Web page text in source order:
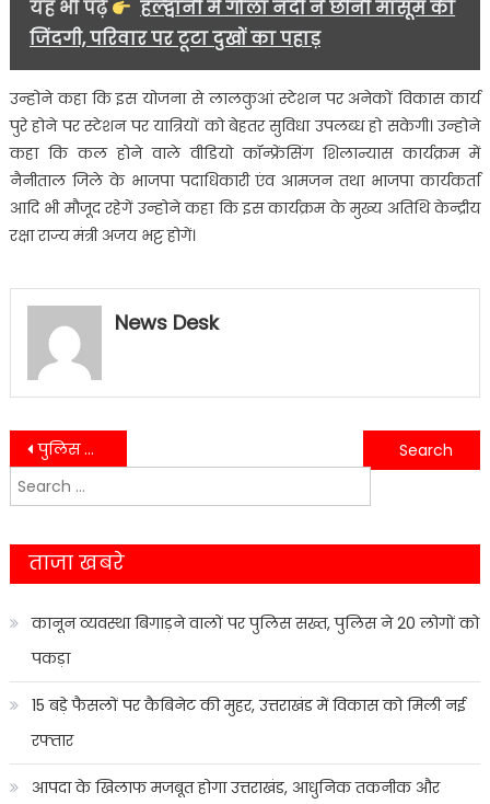
यह भी पढ़ें
हल्द्वानी में गोला नदी ने छीनी मासूम की
जिंदगी, परिवार पर टूटा दुखों का पहाड़
उन्होने कहा कि इस योजना से लालकुआं स्टेशन पर अनेकों विकास कार्य
पुरे होने पर स्टेशन पर यात्रियों को बेहतर सुविधा उपलब्ध हो सकेगी। उन्होने
कहा कि कल होने वाले वीडियो कॉन्फ्रेंसिंग शिलान्यास कार्यक्रम में
नैनीताल जिले के भाजपा पदाधिकारी एंव आमजन तथा भाजपा कार्यकर्ता
आदि भी मौजूद रहेगें उन्होने कहा कि इस कार्यक्रम के मुख्य अतिथि केन्द्रीय
रक्षा राज्य मंत्री अजय भट्ट होगें।
News Desk
Post
navigation
पुलिस को मिली सफलता,नशे के सौदागर को 15.13 ग्राम स्मैक के साथ किया गिरफ्तार…….
पति-पत्नी की हत्या को अंजाम देने वाले दोहरे हत्याकांड के आरोपी पर पुलिस ने घोषित किया इनाम…….
Search
for:
ताजा खबरे
कानून व्यवस्था बिगाड़ने वालों पर पुलिस सख्त, पुलिस ने 20 लोगों को
पकड़ा
15 बड़े फैसलों पर कैबिनेट की मुहर, उत्तराखंड में विकास को मिली नई
रफ्तार
आपदा के खिलाफ मजबूत होगा उत्तराखंड, आधुनिक तकनीक और